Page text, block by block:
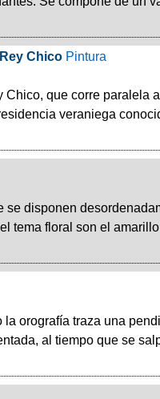
Chico Pintura
que corre paralela
veraniega
se disponen
tema floral son el
orografía traza una
al tiempo que se